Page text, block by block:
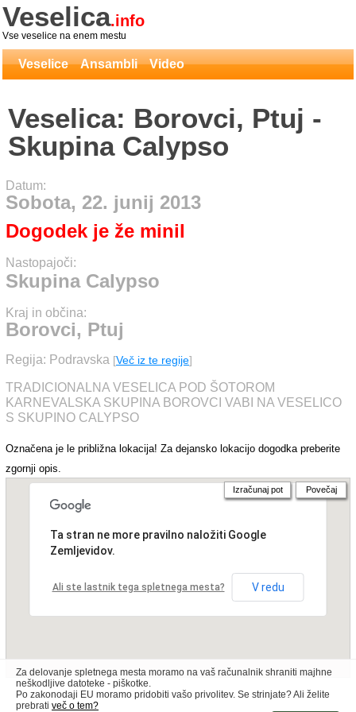
Veselica.info
Vse veselice na enem mestu
Veselice Ansambli Video
Veselica: Borovci, Ptuj -
Skupina Calypso
Datum:
Sobota, 22. junij 2013
Dogodek je že minil
Nastopajoči:
Skupina Calypso
Kraj in občina:
Borovci, Ptuj
Regija: Podravska [Več iz te regije]
TRADICIONALNA VESELICA POD ŠOTOROM
KARNEVALSKA SKUPINA BOROVCI VABI NA VESELICO
S SKUPINO CALYPSO
Označena je le približna lokacija! Za dejansko lokacijo dogodka preberite
zgornji opis.
Ta stran ne more pravilno naložiti Google
Zemljevidov.
Ali ste lastnik tega spletnega mesta? V redu
Izračunaj pot Povečaj
Za delovanje spletnega mesta moramo na vaš računalnik shraniti majhne
neškodljive datoteke - piškotke.
Po zakonodaji EU moramo pridobiti vašo privolitev. Se strinjate? Ali želite
prebrati več o tem?